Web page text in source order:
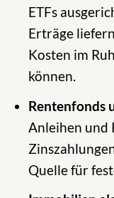
ETFs
Erträge
Kosten im
können.
Rentenfonds
Anleihen und
Quelle für